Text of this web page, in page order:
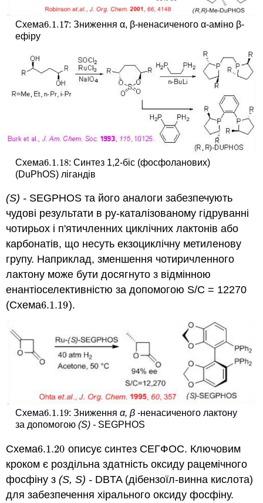
Схема6.1.17
6.1.17: Зниження α, β-ненасиченого α-аміно β-
ефіру
Схема6.1.18
6.1.18: Синтез 1,2-біс (фосфоланових)
(DuPhOS) лігандів
(S) - SEGPHOS та його аналоги забезпечують
чудові результати в ру-каталізованому гідруванні
чотирьох і п'ятичленних циклічних лактонів або
карбонатів, що несуть екзоциклічну метиленову
групу. Наприклад, зменшення чотиричленного
лактону може бути досягнуто з відмінною
енантіоселективністю за допомогою S/C = 12270
(Схема6.1.19
6.1.19).
Схема6.1.19
6.1.19: Зниженняα, β -ненасиченого лактону
за допомогою (S) -SEGPHOS
Схема6.1.20
6.1.20 описує синтез СЕГФОС. Ключовим
кроком є роздільна здатність оксиду рацемічного
фосфіну з(S, S) - DBTA (дібензоїл-винна кислота)
для забезпечення хірального оксиду фосфіну.